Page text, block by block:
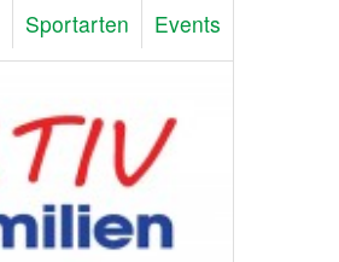
Sportarten Events